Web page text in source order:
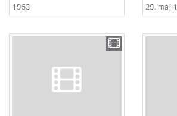
1953
29. maj